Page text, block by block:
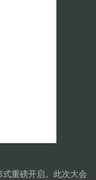
式重磅开启。此次大会